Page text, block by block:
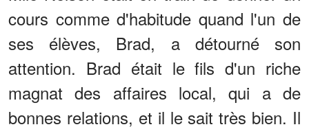
cours comme d'habitude quand l'un de
ses élèves, Brad, a détourné son
attention. Brad était le fils d'un riche
magnat des affaires local, qui a de
bonnes relations, et il le sait très bien. Il